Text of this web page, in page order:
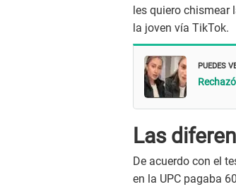
les quiero chismear
la joven vía TikTok.
PUEDES
Las
De acuerdo con el
en la UPC pagaba